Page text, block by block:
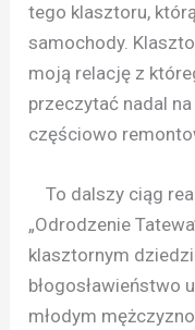
tego klasztoru,
samochody.
moją relację z
przeczytać nadal
częściowo
To dalszy ciąg
„Odrodzenie
klasztornym
błogosławieństwo
młodym